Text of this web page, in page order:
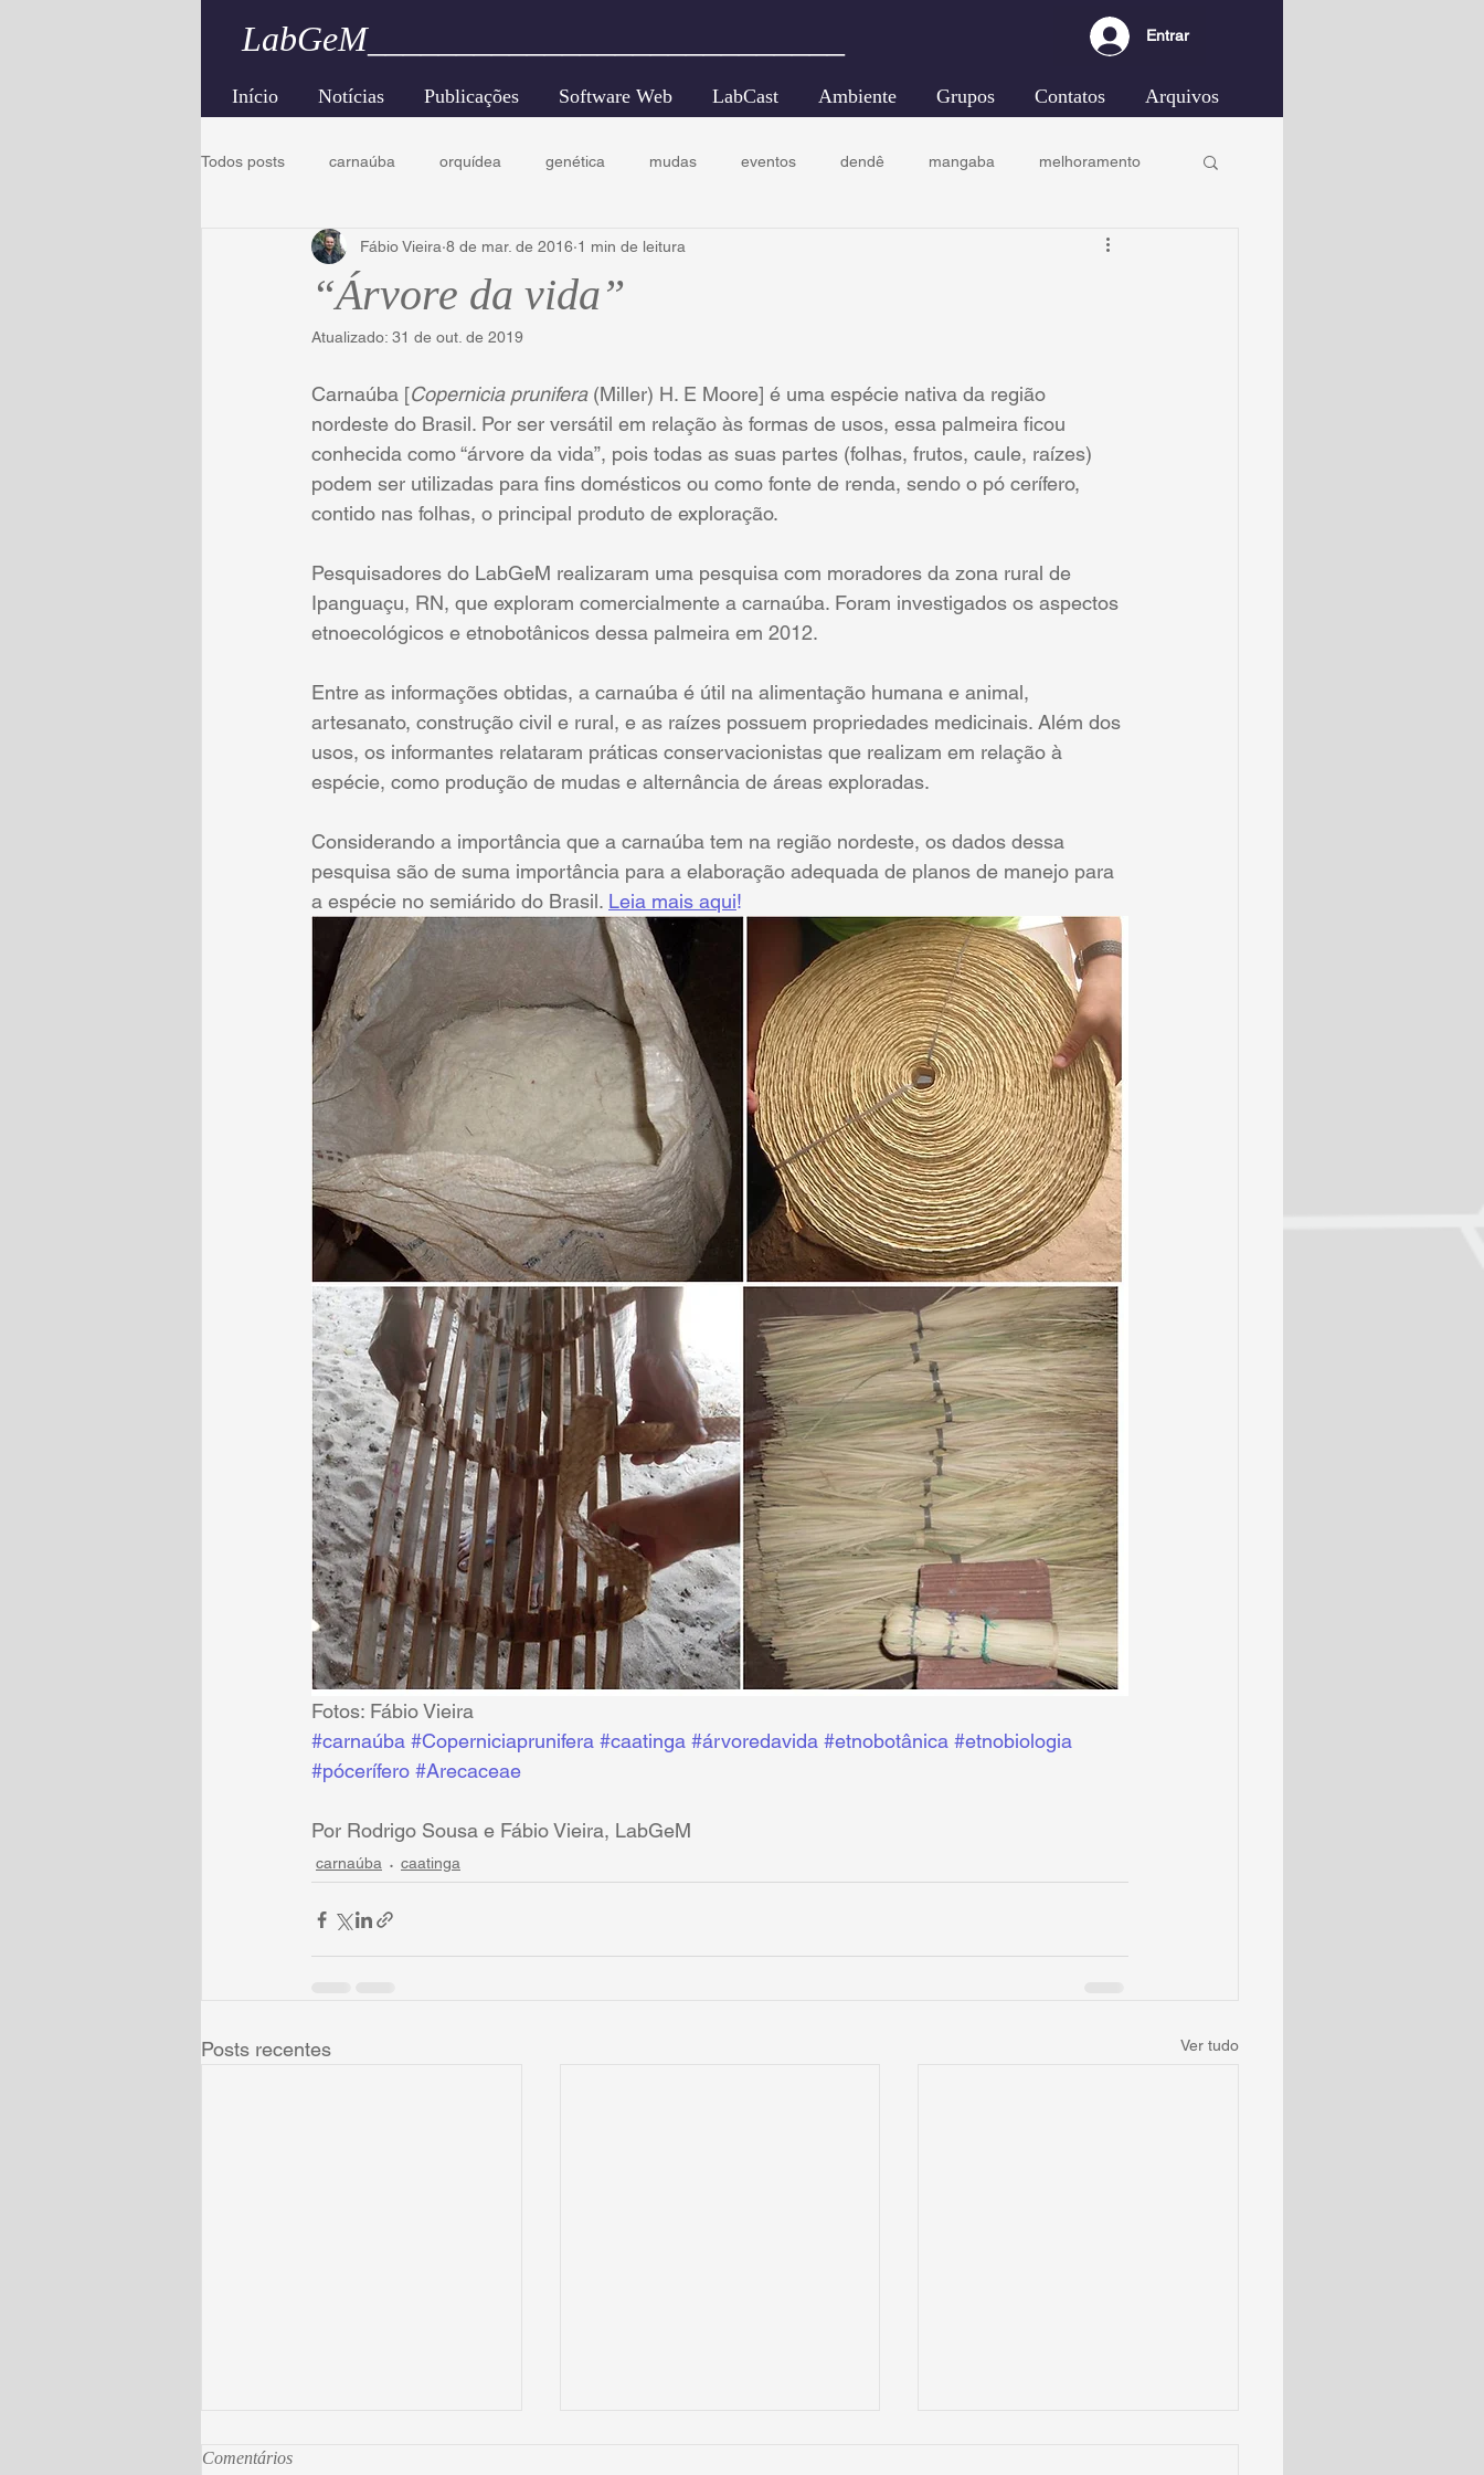
LabGeM___________________________ Entrar
Início Notícias Publicações Software Web LabCast Ambiente Grupos Contatos Arquivos
Todos posts carnaúba orquídea genética mudas eventos dendê mangaba melhoramento
engenharia florestal ecologia florestal
“Árvore da vida”
Fábio Vieira 8 de mar. de 2016 1 min de leitura
Atualizado: 31 de out. de 2019
Carnaúba [Copernicia prunifera (Miller) H. E Moore] é uma espécie nativa da região
nordeste do Brasil. Por ser versátil em relação às formas de usos, essa palmeira ficou
conhecida como “árvore da vida”, pois todas as suas partes (folhas, frutos, caule, raízes)
podem ser utilizadas para fins domésticos ou como fonte de renda, sendo o pó cerífero,
contido nas folhas, o principal produto de exploração.
Pesquisadores do LabGeM realizaram uma pesquisa com moradores da zona rural de
Ipanguaçu, RN, que exploram comercialmente a carnaúba. Foram investigados os aspectos
etnoecológicos e etnobotânicos dessa palmeira em 2012.
Entre as informações obtidas, a carnaúba é útil na alimentação humana e animal,
artesanato, construção civil e rural, e as raízes possuem propriedades medicinais. Além dos
usos, os informantes relataram práticas conservacionistas que realizam em relação à
espécie, como produção de mudas e alternância de áreas exploradas.
Considerando a importância que a carnaúba tem na região nordeste, os dados dessa
pesquisa são de suma importância para a elaboração adequada de planos de manejo para
a espécie no semiárido do Brasil. Leia mais aqui!
Fotos: Fábio Vieira
#carnaúba #Coperniciaprunifera #caatinga #árvoredavida #etnobotânica #etnobiologia
#pócerífero #Arecaceae
Por Rodrigo Sousa e Fábio Vieira, LabGeM
carnaúba caatinga
Posts recentes Ver tudo
Comentários